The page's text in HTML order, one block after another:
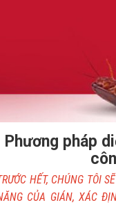
Phương pháp
HẾT, CHÚNG TÔI
CỦA GIÁN, XÁC